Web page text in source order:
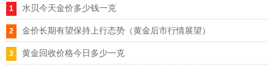
水贝今天金价多少钱一克
金价长期有望保持上行态势（黄金后市行情展望）
黄金回收价格今日多少一克